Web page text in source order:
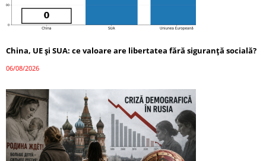
China, UE și SUA: ce valoare are libertatea fără siguranță socială?
06/08/2026